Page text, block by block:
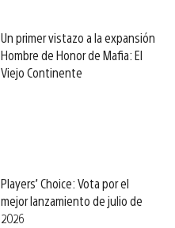
Un primer vistazo a la expansión
Hombre de Honor de Mafia: El
Viejo Continente
Players’ Choice: Vota por el
mejor lanzamiento de julio de
2026